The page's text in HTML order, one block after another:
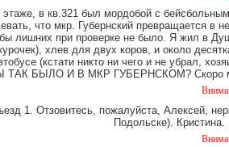
в кв.321 был мордобой с
что мкр. Губернский превращается
лишних при проверке не было. Я жил в
хлев для двух коров, и около
(кстати никто ни чего и не убрал,
БЫЛО И В МКР ГУБЕРНСКОМ? Скоро мы
Внимание!
1. Отзовитесь, пожалуйста, Алексей,
Подольске). Кристина.
Внимание! В